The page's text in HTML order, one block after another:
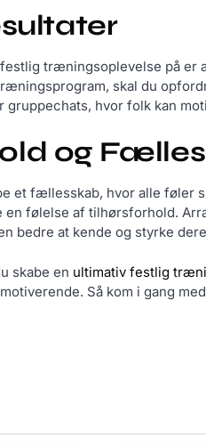
festlig træningsoplevelse på
skal du
gruppechats, hvor folk kan
og
et fællesskab, hvor alle føler
en følelse af tilhørsforhold.
bedre at kende og styrke
skabe en ultimativ festlig
Så kom i gang